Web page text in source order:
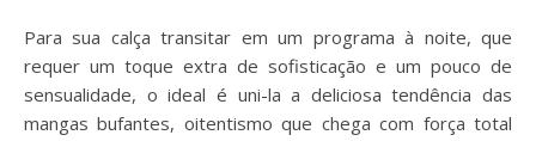
Para sua calça transitar em um programa à noite, que
requer um toque extra de sofisticação e um pouco de
sensualidade, o ideal é uni-la a deliciosa tendência das
mangas bufantes, oitentismo que chega com força total